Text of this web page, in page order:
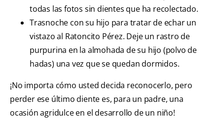
todas las fotos sin dientes que ha recolectado.
Trasnoche con su hijo para tratar de echar un
vistazo al Ratoncito Pérez. Deje un rastro de
purpurina en la almohada de su hijo (polvo de
hadas) una vez que se quedan dormidos.
¡No importa cómo usted decida reconocerlo, pero
perder ese último diente es, para un padre, una
ocasión agridulce en el desarrollo de un niño!